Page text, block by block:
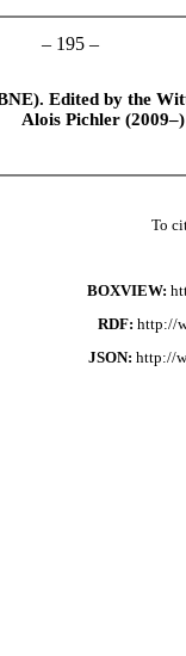
– 195 –
Edited by the
Alois Pichler
To
BOXVIEW:
RDF: http://
JSON: http://